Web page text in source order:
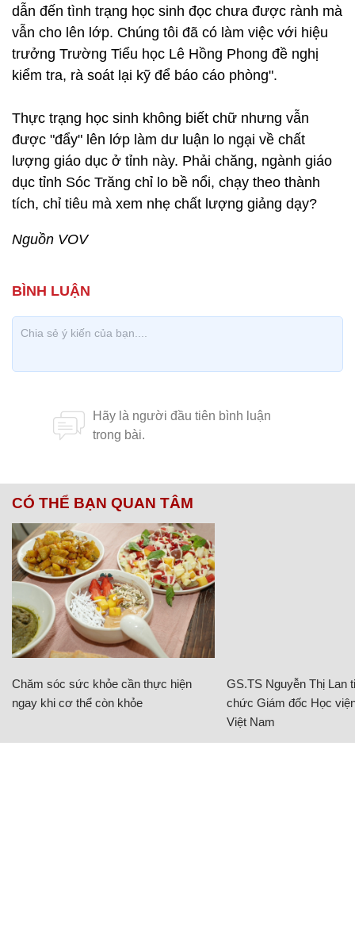
dẫn đến tình trạng học sinh đọc chưa được rành mà
vẫn cho lên lớp. Chúng tôi đã có làm việc với hiệu
trưởng Trường Tiểu học Lê Hồng Phong đề nghị
kiểm tra, rà soát lại kỹ để báo cáo phòng".
Thực trạng học sinh không biết chữ nhưng vẫn
được "đẩy" lên lớp làm dư luận lo ngại về chất
lượng giáo dục ở tỉnh này. Phải chăng, ngành giáo
dục tỉnh Sóc Trăng chỉ lo bề nổi, chạy theo thành
tích, chỉ tiêu mà xem nhẹ chất lượng giảng dạy?
Nguồn VOV
CÓ THỂ BẠN QUAN TÂM
Chăm sóc sức khỏe cần thực hiện
ngay khi cơ thể còn khỏe
GS.TS Nguyễn Thị Lan
chức Giám đốc Học
Việt Nam